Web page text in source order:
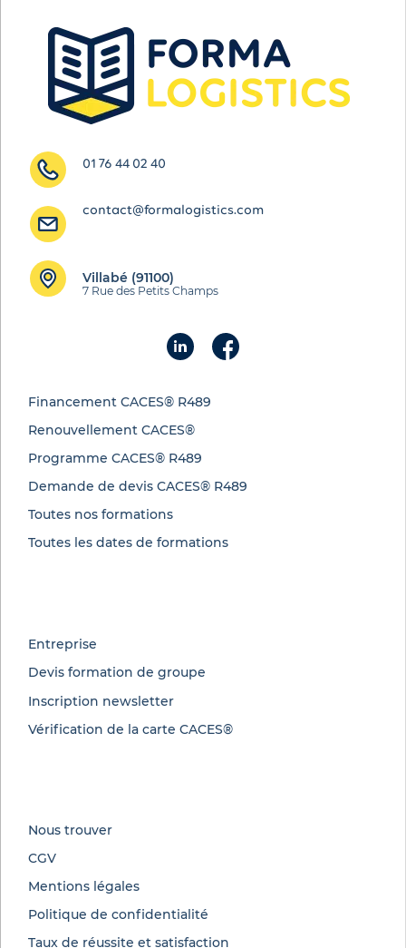
Financement CACES® R489
Renouvellement CACES®
Programme CACES® R489
Demande de devis CACES® R489
Toutes nos formations
Toutes les dates de formations
Nous trouver
CGV
Mentions légales
Politique de confidentialité
Taux de réussite et satisfaction
Entreprise
Devis formation de groupe
Inscription newsletter
Vérification de la carte CACES®
01 76 44 02 40
contact@formalogistics.com
Villabé (91100)
7 Rue des Petits Champs